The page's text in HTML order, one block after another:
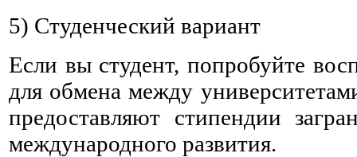
5) Студенческий вариант
Если вы студент, попробуйте
для обмена между
предоставляют стипендии
международного развития.